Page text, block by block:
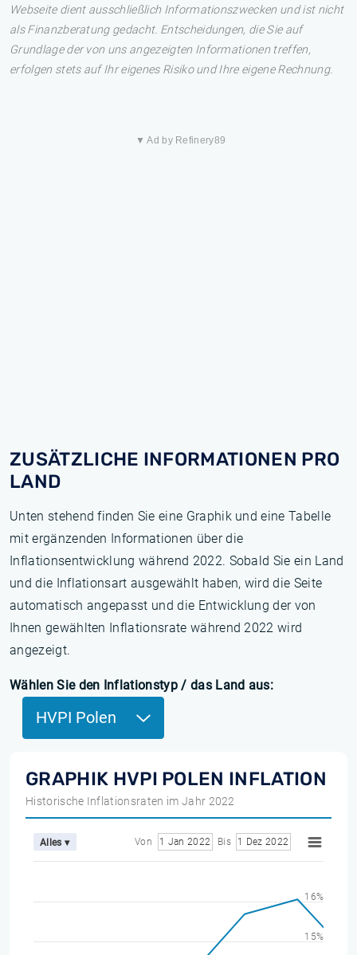
Webseite dient ausschließlich Informationszwecken und ist nicht
als Finanzberatung gedacht. Entscheidungen, die Sie auf
Grundlage der von uns angezeigten Informationen treffen,
erfolgen stets auf Ihr eigenes Risiko und Ihre eigene Rechnung.
▼ Ad by Refinery89
ZUSÄTZLICHE INFORMATIONEN PRO
LAND
Unten stehend finden Sie eine Graphik und eine Tabelle
mit ergänzenden Informationen über die
Inflationsentwicklung während 2022. Sobald Sie ein Land
und die Inflationsart ausgewählt haben, wird die Seite
automatisch angepasst und die Entwicklung der von
Ihnen gewählten Inflationsrate während 2022 wird
angezeigt.
Wählen Sie den Inflationstyp / das Land aus:
HVPI Polen
GRAPHIK HVPI POLEN INFLATION
Historische Inflationsraten im Jahr 2022
Alles ▾ Von 1 Jan 2022 Bis 1 Dez 2022
15%
16%